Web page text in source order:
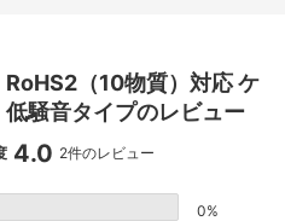
RoHS2（10物質）対応 ケ
騒音タイプのレビュー
4
4.0 2件のレビュー
0%